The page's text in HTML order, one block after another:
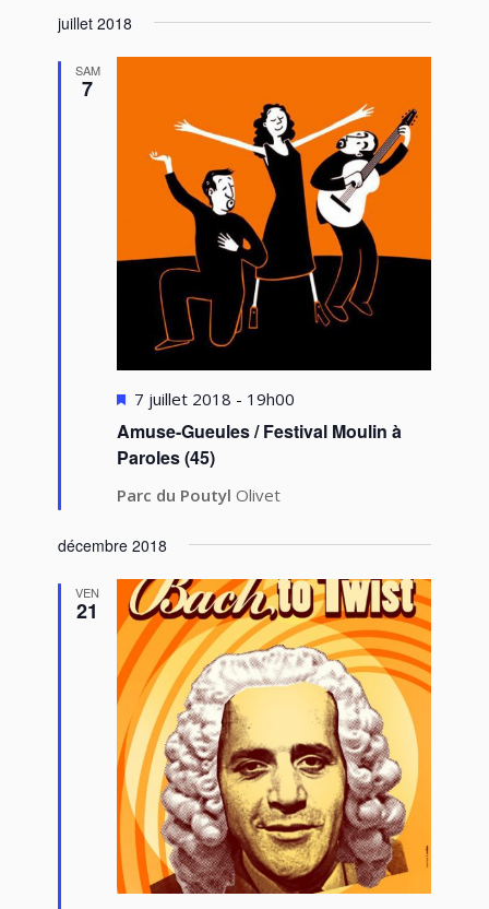
juillet 2018
SAM
7
Amuse-Gueules / Festival Moulin à
Paroles (45)
Mis
avant
7 juillet 2018 - 19h00
Parc du PoutylOlivet
décembre 2018
VEN
21